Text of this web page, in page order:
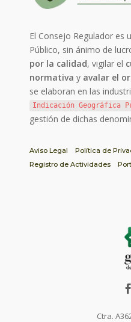
El Consejo Regulador es
Público, sin ánimo de
por la calidad, vigilar el
normativa y avalar el
se elaboran en las
Indicación Geográfica
gestión de dichas
Aviso Legal Política de
Registro de Actividades
Ctra.